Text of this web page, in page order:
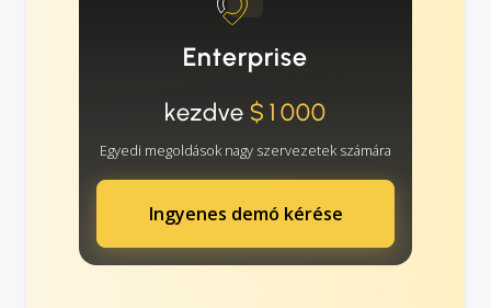
Enterprise
kezdve$1000
Egyedi megoldások nagy szervezetek számára
Ingyenes demó kérése